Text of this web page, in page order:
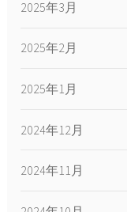
2025年3月
2025年2月
2025年1月
2024年12月
2024年11月